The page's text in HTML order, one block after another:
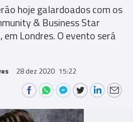
hoje galardoados com os
& Business Star
Londres. O evento será
28 dez 2020 15:22